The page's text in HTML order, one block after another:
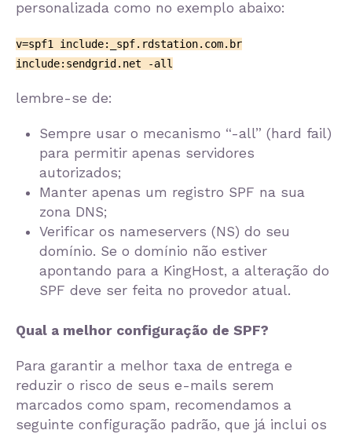
personalizada como no exemplo abaixo:
v=spf1 include:_spf.rdstation.com.br
include:sendgrid.net -all
lembre-se de:
Sempre usar o mecanismo “-all” (hard fail)
para permitir apenas servidores
autorizados;
Manter apenas um registro SPF na sua
zona DNS;
Verificar os nameservers (NS) do seu
domínio. Se o domínio não estiver
apontando para a KingHost, a alteração do
SPF deve ser feita no provedor atual.
Qual a melhor configuração de SPF?
Para garantir a melhor taxa de entrega e
reduzir o risco de seus e-mails serem
marcados como spam, recomendamos a
seguinte configuração padrão, que já inclui os